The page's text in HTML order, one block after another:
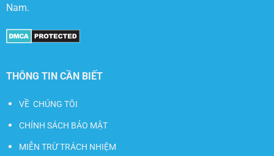
Nam.
THÔNG TIN CẦN BIẾT
VỀ CHÚNG TÔI
CHÍNH SÁCH BẢO MẬT
MIỄN TRỪ TRÁCH NHIỆM